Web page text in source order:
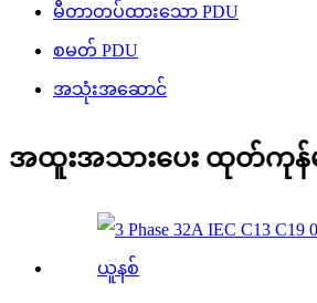
မီတာတပ်ထားသော PDU
စမတ် PDU
အသုံးအဆောင်
အထူးအသားပေး ထုတ်ကုန်မ